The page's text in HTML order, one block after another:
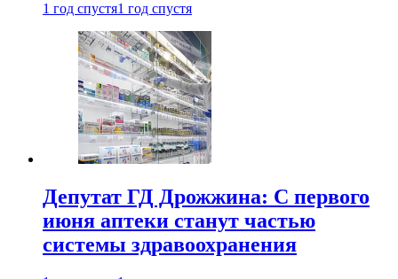
1 год спустя1 год спустя
Депутат ГД Дрожжина: С первого
июня аптеки станут частью
системы здравоохранения